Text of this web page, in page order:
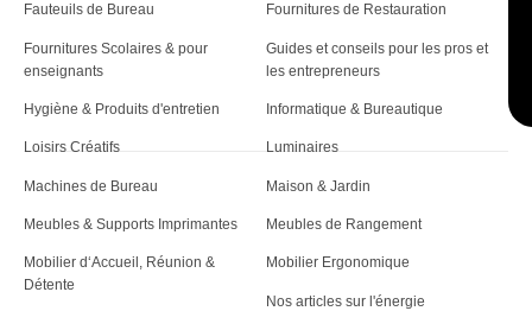
Fauteuils de Bureau Fournitures de Restauration
Fournitures Scolaires & pour
enseignants
Guides et conseils pour les pros et
les entrepreneurs
Hygiène & Produits d'entretien Informatique & Bureautique
Loisirs Créatifs Luminaires
Machines de Bureau Maison & Jardin
Meubles & Supports Imprimantes Meubles de Rangement
Mobilier d‘Accueil, Réunion &
Détente
Mobilier Ergonomique
Nos articles sur l'énergie